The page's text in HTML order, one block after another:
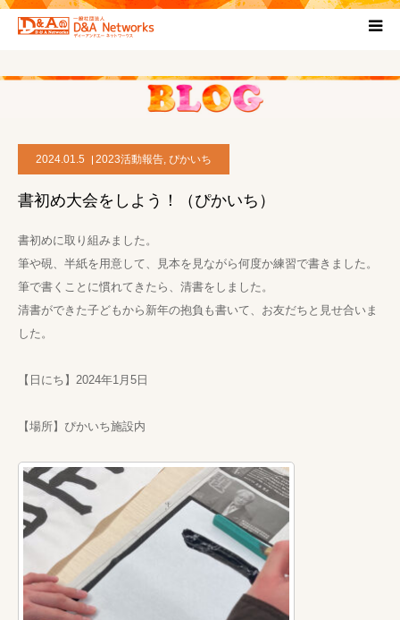
2024.01.5 2023活動報告, ぴかいち
書初め大会をしよう！（ぴかいち）
書初めに取り組みました。
筆や硯、半紙を用意して、見本を見ながら何度か練習で書きました。
筆で書くことに慣れてきたら、清書をしました。
清書ができた子どもから新年の抱負も書いて、お友だちと見せ合いま
した。
【日にち】2024年1月5日
【場所】ぴかいち施設内
HOME
プロジェクト概要
お問い合わせ
プライバシーポリシー